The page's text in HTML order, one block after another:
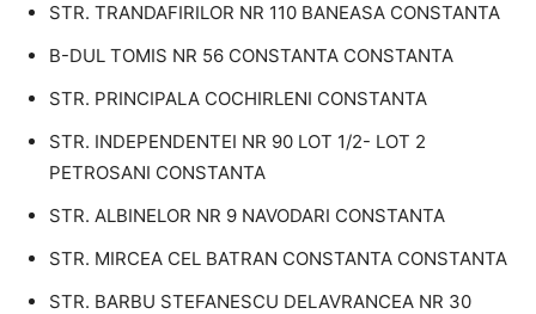
STR. TRANDAFIRILOR NR 110 BANEASA CONSTANTA
B-DUL TOMIS NR 56 CONSTANTA CONSTANTA
STR. PRINCIPALA COCHIRLENI CONSTANTA
STR. INDEPENDENTEI NR 90 LOT 1/2- LOT 2
PETROSANI CONSTANTA
STR. ALBINELOR NR 9 NAVODARI CONSTANTA
STR. MIRCEA CEL BATRAN CONSTANTA CONSTANTA
STR. BARBU STEFANESCU DELAVRANCEA NR 30